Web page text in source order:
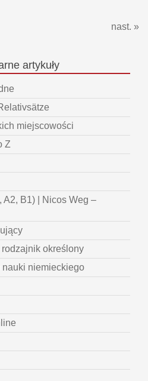
nast. »
artykuły
miejscowości
Z
A2, B1) | Nicos Weg –
określony
nauki niemieckiego